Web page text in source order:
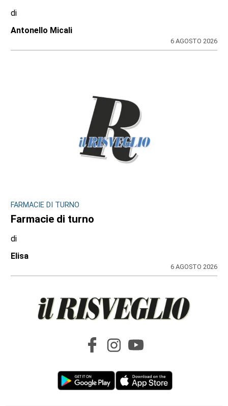
di
Antonello Micali
6 AGOSTO 2026
FARMACIE DI TURNO
Farmacie di turno
di
Elisa
6 AGOSTO 2026